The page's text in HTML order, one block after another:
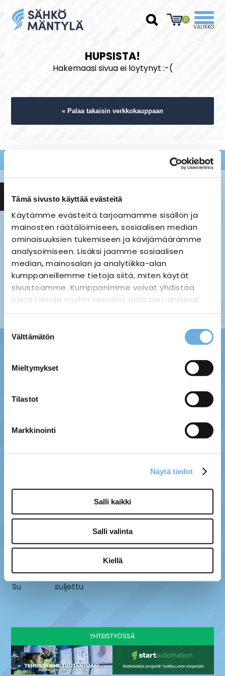
Tämä sivusto käyttää evästeitä
Käytämme evästeitä tarjoamamme sisällön ja
mainosten räätälöimiseen, sosiaalisen median
ominaisuuksien tukemiseen ja kävijämäärämme
analysoimiseen. Lisäksi jaamme sosiaalisen
median, mainosalan ja analytiikka-alan
kumppaneillemme tietoja siitä, miten käytät
sivustoamme. Kumppanimme voivat yhdistää
näitä tietoja muihin tietoihin, joita olet antanut
heille tai joita on kerätty, kun olet käyttänyt
Suostumuksen
valinta
Välttämätön
Mieltymykset
Tilastot
Markkinointi
Näytä tiedot
Salli kaikki
Salli valinta
Kiellä
0
HUPSISTA!
Hakemaasi sivua ei löytynyt :-(
« Palaa takaisin verkkokauppaan
Maksuvaihtoehdot ›
Toimitustavat ja -kulut ›
Tilausehdot ›
Palauttaminen ›
Tietosuojaseloste ›
Asiakaspalaute ›
MYYMÄLÄ
Kauhajoki
AUKIOLOAJAT
La
9-13
Su
suljettu
SÄHKÖ-MÄNTYLÄ OY
info@sahko-mantyla.fi
06 231 4930
YHTEISTYÖSSÄ